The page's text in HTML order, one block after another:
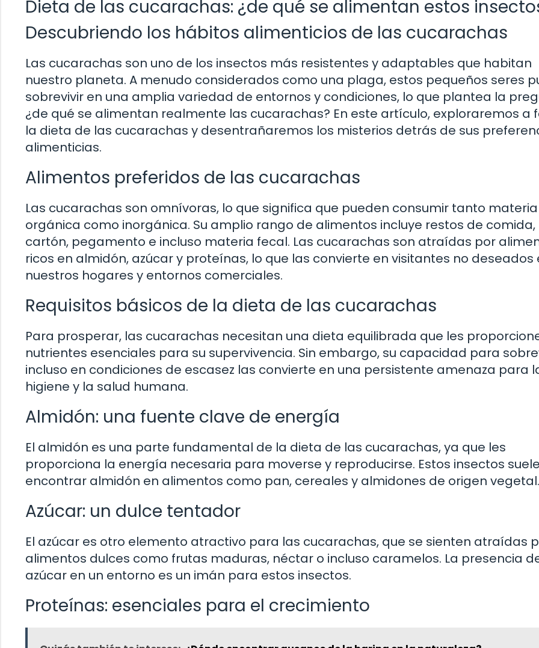
Dieta de las cucarachas: ¿de qué se alimentan estos
Descubriendo los hábitos alimenticios de las cucarachas
Las cucarachas son uno de los insectos más resistentes y adaptables que habitan
nuestro planeta. A menudo considerados como una plaga, estos pequeños seres
sobrevivir en una amplia variedad de entornos y condiciones, lo que plantea la
¿de qué se alimentan realmente las cucarachas? En este artículo, exploraremos a
la dieta de las cucarachas y desentrañaremos los misterios detrás de sus
alimenticias.
Alimentos preferidos de las cucarachas
Las cucarachas son omnívoras, lo que significa que pueden consumir tanto materia
orgánica como inorgánica. Su amplio rango de alimentos incluye restos de
cartón, pegamento e incluso materia fecal. Las cucarachas son atraídas por
ricos en almidón, azúcar y proteínas, lo que las convierte en visitantes no deseados
nuestros hogares y entornos comerciales.
Requisitos básicos de la dieta de las cucarachas
Para prosperar, las cucarachas necesitan una dieta equilibrada que les
nutrientes esenciales para su supervivencia. Sin embargo, su capacidad para
incluso en condiciones de escasez las convierte en una persistente amenaza para
higiene y la salud humana.
Almidón: una fuente clave de energía
El almidón es una parte fundamental de la dieta de las cucarachas, ya que les
proporciona la energía necesaria para moverse y reproducirse. Estos insectos
encontrar almidón en alimentos como pan, cereales y almidones de origen vegetal.
Azúcar: un dulce tentador
El azúcar es otro elemento atractivo para las cucarachas, que se sienten atraídas
alimentos dulces como frutas maduras, néctar o incluso caramelos. La presencia
azúcar en un entorno es un imán para estos insectos.
Proteínas: esenciales para el crecimiento